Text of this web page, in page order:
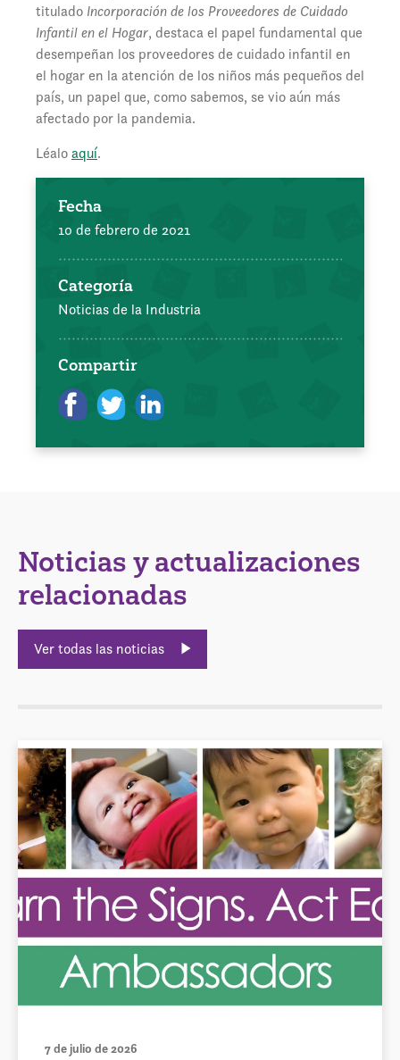
titulado Incorporación de los Proveedores de Cuidado
Infantil en el Hogar, destaca el papel fundamental que
desempeñan los proveedores de cuidado infantil en
el hogar en la atención de los niños más pequeños del
país, un papel que, como sabemos, se vio aún más
afectado por la pandemia.
Léaloaquí.
Fecha
10 de febrero de 2021
Categoría
Noticias de la Industria
Compartir
Noticias y actualizaciones
relacionadas
Ver todas las noticias
7 de julio de 2026